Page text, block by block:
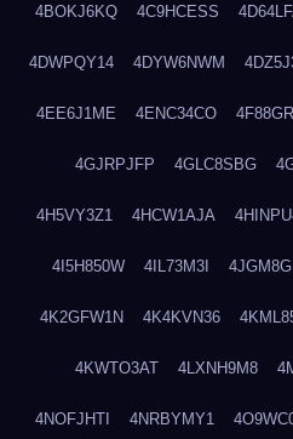
4BOKJ6KQ 4C9HCESS
4DWPQY14 4DYW6NWM
4EE6J1ME 4ENC34CO
4GJRPJFP 4GLC8SBG
4H5VY3Z1 4HCW1AJA
4I5H850W 4IL73M3I
4K2GFW1N 4K4KVN36
4KWTO3AT 4LXNH9M8
4NOFJHTI 4NRBYMY1